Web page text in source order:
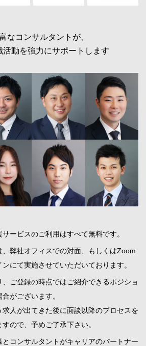
なコンサルタントが、
活動を強力にサポートします
ービスのご利用はすべて無料です。
、弊社オフィスでの対面、もしくはZoom
にて実施させていただいております。
ご登録の時点ではご紹介できるポジショ
がございます。
人が出てきた後に面談以降のプロセスを
ので、予めご了承下さい。
コンサルタントがキャリアのパートナー